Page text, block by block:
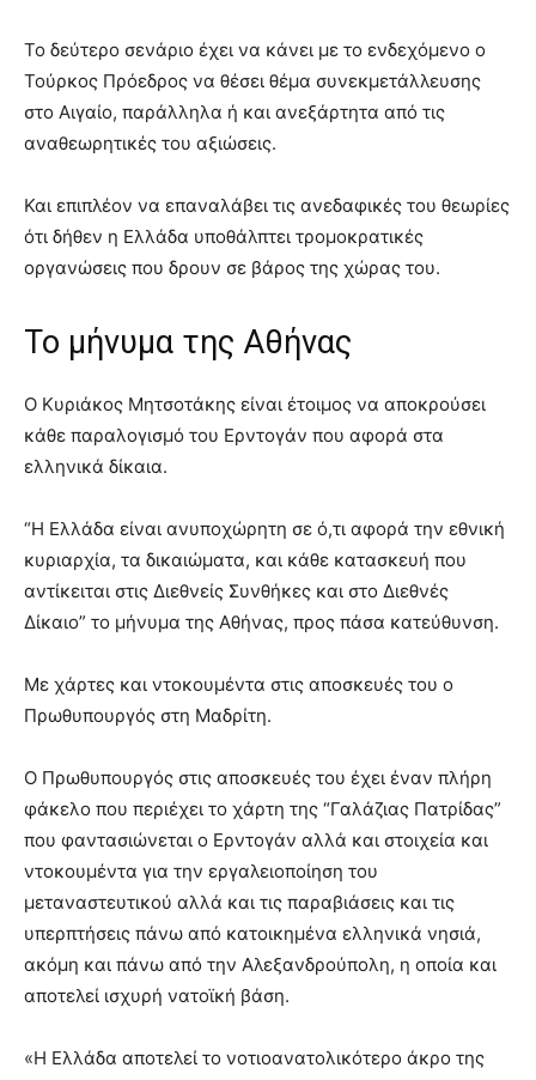
Το δεύτερο σενάριο έχει να κάνει με το ενδεχόμενο ο
Τούρκος Πρόεδρος να θέσει θέμα συνεκμετάλλευσης
στο Αιγαίο, παράλληλα ή και ανεξάρτητα από τις
αναθεωρητικές του αξιώσεις.
Και επιπλέον να επαναλάβει τις ανεδαφικές του θεωρίες
ότι δήθεν η Ελλάδα υποθάλπτει τρομοκρατικές
οργανώσεις που δρουν σε βάρος της χώρας του.
Το μήνυμα της Αθήνας
Ο Κυριάκος Μητσοτάκης είναι έτοιμος να αποκρούσει
κάθε παραλογισμό του Ερντογάν που αφορά στα
ελληνικά δίκαια.
“Η Ελλάδα είναι ανυποχώρητη σε ό,τι αφορά την εθνική
κυριαρχία, τα δικαιώματα, και κάθε κατασκευή που
αντίκειται στις Διεθνείς Συνθήκες και στο Διεθνές
Δίκαιο” το μήνυμα της Αθήνας, προς πάσα κατεύθυνση.
Με χάρτες και ντοκουμέντα στις αποσκευές του ο
Πρωθυπουργός στη Μαδρίτη.
Ο Πρωθυπουργός στις αποσκευές του έχει έναν πλήρη
φάκελο που περιέχει το χάρτη της “Γαλάζιας Πατρίδας”
που φαντασιώνεται ο Ερντογάν αλλά και στοιχεία και
ντοκουμέντα για την εργαλειοποίηση του
μεταναστευτικού αλλά και τις παραβιάσεις και τις
υπερπτήσεις πάνω από κατοικημένα ελληνικά νησιά,
ακόμη και πάνω από την Αλεξανδρούπολη, η οποία και
αποτελεί ισχυρή νατοϊκή βάση.
«Η Ελλάδα αποτελεί το νοτιοανατολικότερο άκρο της